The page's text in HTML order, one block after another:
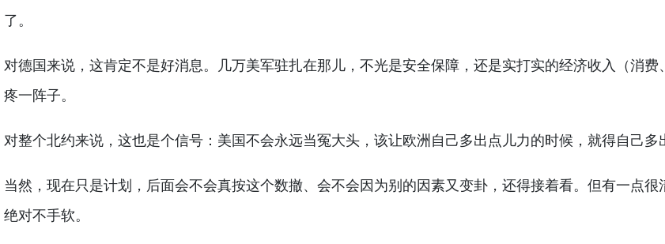
了。
对德国来说，这肯定不是好消息。几万美军驻扎在那儿，不光是安全保障，还是实打实的经济收入（消
疼一阵子。
对整个北约来说，这也是个信号：美国不会永远当冤大头，该让欧洲自己多出点儿力的时候，就得自己
当然，现在只是计划，后面会不会真按这个数撤、会不会因为别的因素又变卦，还得接着看。但有一点
绝对不手软。